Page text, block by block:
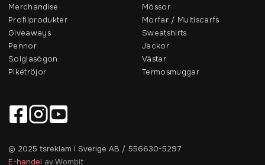
Merchandise
Profilprodukter
Giveaways
Pennor
Solglasögon
Pikétröjor
Mössor
Morfar / Multiscarfs
Sweatshirts
Jackor
Västar
Termosmuggar
© 2025 tsreklam i Sverige AB / 556630-5297
E-handel av Wombit